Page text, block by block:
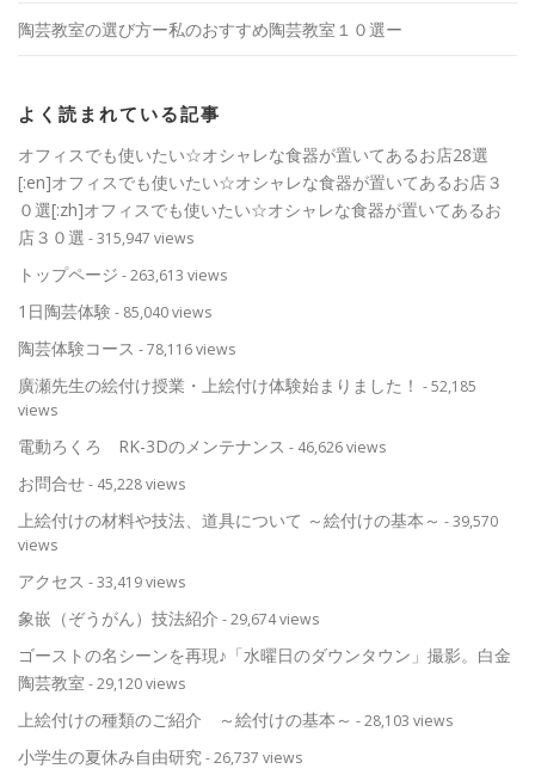
陶芸教室の選び方ー私のおすすめ陶芸教室１０選ー
よく読まれている記事
オフィスでも使いたい☆オシャレな食器が置いてあるお店28選
[:en]オフィスでも使いたい☆オシャレな食器が置いてあるお店３
０選[:zh]オフィスでも使いたい☆オシャレな食器が置いてあるお
店３０選 - 315,947 views
トップページ - 263,613 views
1日陶芸体験 - 85,040 views
陶芸体験コース - 78,116 views
廣瀬先生の絵付け授業・上絵付け体験始まりました！ - 52,185
views
電動ろくろ RK-3Dのメンテナンス - 46,626 views
お問合せ- 45,228 views
上絵付けの材料や技法、道具について ～絵付けの基本～ - 39,570
views
アクセス - 33,419 views
象嵌（ぞうがん）技法紹介 - 29,674 views
ゴーストの名シーンを再現♪「水曜日のダウンタウン」撮影。白金
陶芸教室 - 29,120 views
上絵付けの種類のご紹介 ～絵付けの基本～ - 28,103 views
小学生の夏休み自由研究- 26,737 views